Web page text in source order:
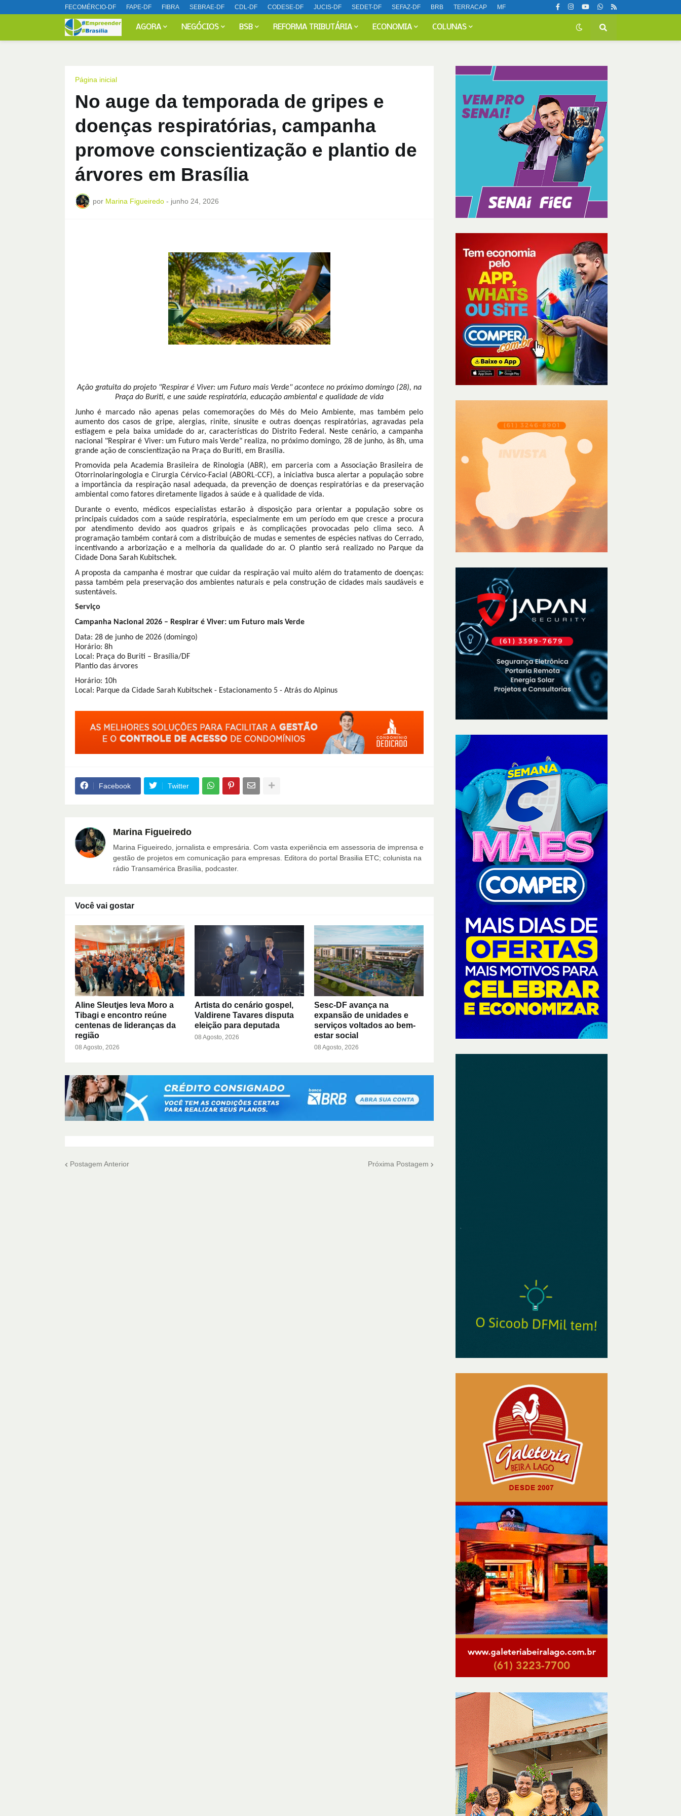
FECOMÉRCIO-DF FAPE-DF FIBRA SEBRAE-DF CDL-DF CODESE-DF JUCIS-DF SEDET-DF SEFAZ-DF BRB TERRACAP MF
AGORA NEGÓCIOS BSB REFORMA TRIBUTÁRIA ECONOMIA COLUNAS
Página inicial
No auge da temporada de gripes e
doenças respiratórias, campanha
promove conscientização e plantio de
árvores em Brasília
por Marina Figueiredo - junho 24, 2026
Ação gratuita do projeto "Respirar é Viver: um Futuro mais Verde" acontece no próximo domingo (28), na
Praça do Buriti, e une saúde respiratória, educação ambiental e qualidade de vida
Junho é marcado não apenas pelas comemorações do Mês do Meio Ambiente, mas também pelo
aumento dos casos de gripe, alergias, rinite, sinusite e outras doenças respiratórias, agravadas pela
estiagem e pela baixa umidade do ar, características do Distrito Federal. Neste cenário, a campanha
nacional "Respirar é Viver: um Futuro mais Verde" realiza, no próximo domingo, 28 de junho, às 8h, uma
grande ação de conscientização na Praça do Buriti, em Brasília.
Promovida pela Academia Brasileira de Rinologia (ABR), em parceria com a Associação Brasileira de
Otorrinolaringologia e Cirurgia Cérvico-Facial (ABORL-CCF), a iniciativa busca alertar a população sobre
a importância da respiração nasal adequada, da prevenção de doenças respiratórias e da preservação
ambiental como fatores diretamente ligados à saúde e à qualidade de vida.
Durante o evento, médicos especialistas estarão à disposição para orientar a população sobre os
principais cuidados com a saúde respiratória, especialmente em um período em que cresce a procura
por atendimento devido aos quadros gripais e às complicações provocadas pelo clima seco. A
programação também contará com a distribuição de mudas e sementes de espécies nativas do Cerrado,
incentivando a arborização e a melhoria da qualidade do ar. O plantio será realizado no Parque da
Cidade Dona Sarah Kubitschek.
A proposta da campanha é mostrar que cuidar da respiração vai muito além do tratamento de doenças:
passa também pela preservação dos ambientes naturais e pela construção de cidades mais saudáveis e
sustentáveis.
Serviço
Campanha Nacional 2026 – Respirar é Viver: um Futuro mais Verde
Data: 28 de junho de 2026 (domingo)
Horário: 8h
Local: Praça do Buriti – Brasília/DF
Plantio das árvores
Horário: 10h
Local: Parque da Cidade Sarah Kubitschek - Estacionamento 5 - Atrás do Alpinus
Facebook Twitter
Marina Figueiredo
Marina Figueiredo, jornalista e empresária. Com vasta experiência em assessoria de imprensa e
gestão de projetos em comunicação para empresas. Editora do portal Brasilia ETC; colunista na
rádio Transamérica Brasília, podcaster.
Você vai gostar
Aline Sleutjes leva Moro a
Tibagi e encontro reúne
centenas de lideranças da
região
08 Agosto, 2026
Artista do cenário gospel,
Valdirene Tavares disputa
eleição para deputada
08 Agosto, 2026
Sesc-DF avança na
expansão de unidades e
serviços voltados ao bem-
estar social
08 Agosto, 2026
Postagem Anterior Próxima Postagem